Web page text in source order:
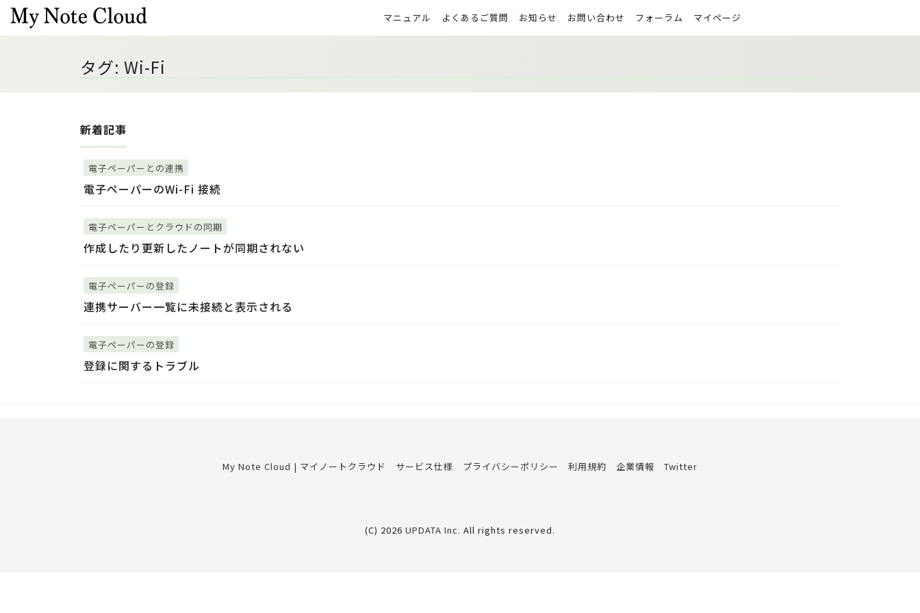
マニュアル よくあるご質問 お知らせ お問い合わせ フォーラム マイページ
タグ: Wi-Fi
新着記事
電子ペーパーとの連携
電子ペーパーのWi-Fi 接続
電子ペーパーとクラウドの同期
作成したり更新したノートが同期されない
電子ペーパーの登録
連携サーバー一覧に未接続と表示される
電子ペーパーの登録
登録に関するトラブル
My Note Cloud | マイノートクラウド サービス仕様 プライバシーポリシー 利用規約 企業情報 Twitter
(C) 2026 UPDATA Inc. All rights reserved.